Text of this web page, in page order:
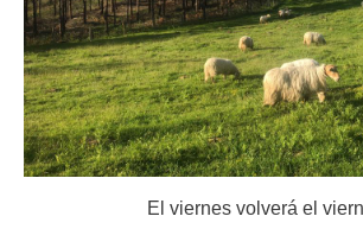
El viernes volverá el